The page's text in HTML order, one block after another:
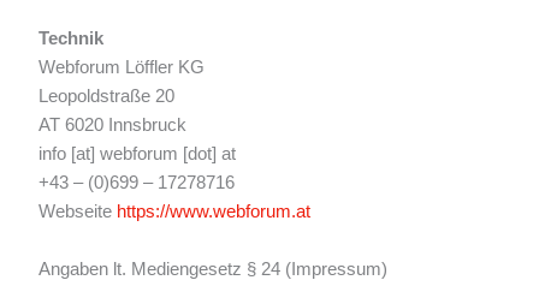
Technik
Webforum Löffler KG
Leopoldstraße 20
AT 6020 Innsbruck
info [at] webforum [dot] at
+43 – (0)699 – 17278716
Webseite https://www.webforum.at
Angaben lt. Mediengesetz § 24 (Impressum)